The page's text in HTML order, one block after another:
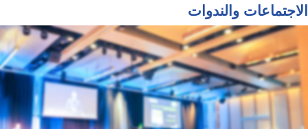
النشرة الإخبارية
الاجتماعات والندوات